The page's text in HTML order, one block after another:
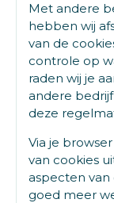
Met andere
hebben wij
van de
controle op
raden wij je
andere
deze
Via je
van cookies
aspecten
goed meer